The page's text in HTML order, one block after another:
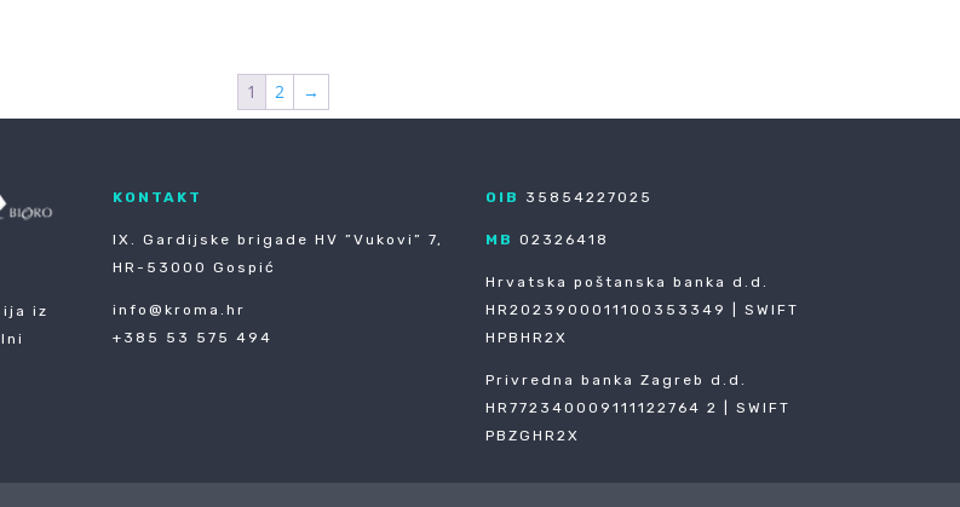
1 2 →
iz
KONTAKT
IX. Gardijske brigade HV ”Vukovi” 7,
HR-53000 Gospić
info@kroma.hr
+385 53 575 494
OIB 35854227025
MB 02326418
Hrvatska poštanska banka d.d.
HR2023900011100353349 | SWIFT
HPBHR2X
Privredna banka Zagreb d.d.
HR772340009111122764 2 | SWIFT
PBZGHR2X